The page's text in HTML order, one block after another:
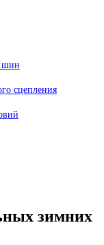
шин
сцепления
зимних